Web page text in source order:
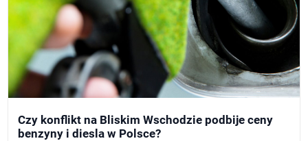
Czy konflikt na Bliskim Wschodzie podbije ceny
benzyny i diesla w Polsce?